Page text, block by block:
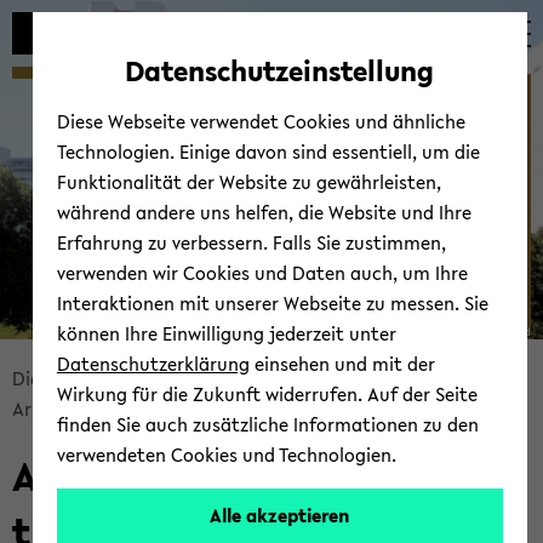
Automatische
vermeiden
zum
wechseln
zum
wechseln
zum
wechseln
Bread­
crumb
sprin­
gen
und
Di­dak­tik der Ma­the­ma­tik
Start­sei­te
Ar­beits­grup­pen
AG 5 In­klu­si­ver Ma­the­ma­tik­un­ter­richt
Didaktik der Mathematik
© Uni­ver­si­tät Bie­le­feld
AG 5 - In­klu­si­ver Ma­the­ma­
tik­un­ter­richt
Datenschutzeinstellung
Diese Webseite verwendet Cookies und ähnliche
Technologien. Einige davon sind essentiell, um die
Funktionalität der Website zu gewährleisten,
während andere uns helfen, die Website und Ihre
Erfahrung zu verbessern. Falls Sie zustimmen,
verwenden wir Cookies und Daten auch, um Ihre
Interaktionen mit unserer Webseite zu messen. Sie
können Ihre Einwilligung jederzeit unter
Datenschutzerklärung einsehen und mit der
Wirkung für die Zukunft widerrufen. Auf der Seite
finden Sie auch zusätzliche Informationen zu den
verwendeten Cookies und Technologien.
Alle akzeptieren